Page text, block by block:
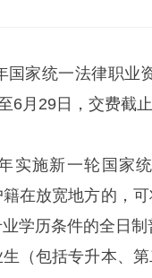
国家统一法律职业
6月29日，交费截
实施新一轮国家
在放宽地方的，
学历条件的全日
（包括专升本、